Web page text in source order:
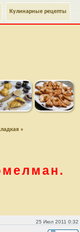
Кулинарные рецепты
»
25 Июл 2011 0:32